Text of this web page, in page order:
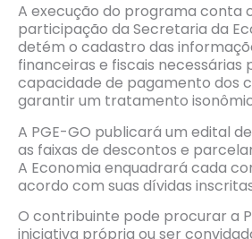
A execução do programa conta
participação da Secretaria da
detém o cadastro das
financeiras e fiscais necessárias
capacidade de pagamento dos
garantir um tratamento
A PGE-GO publicará um edital
as faixas de descontos e
A Economia enquadrará cada
acordo com suas dívidas
O contribuinte pode procurar a
iniciativa própria ou ser